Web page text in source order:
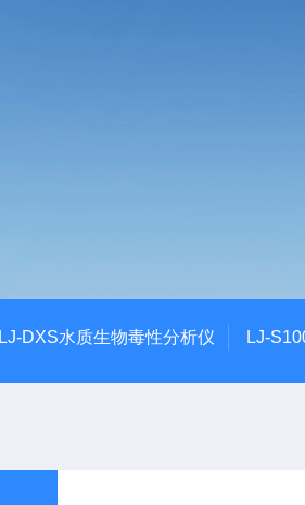
LJ-DXS水质生物毒性分析仪 LJ-